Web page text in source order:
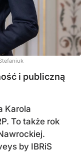
i publiczną
Karola
To także rok
by IBRiS